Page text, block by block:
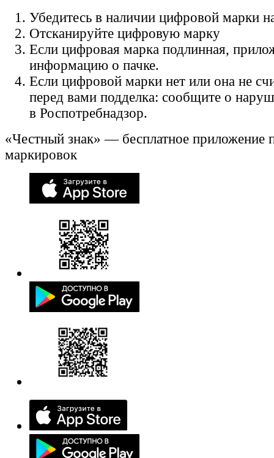
Убедитесь в наличии цифровой марки
Отсканируйте цифровую марку
Если цифровая марка подлинная,
информацию о пачке.
Если цифровой марки нет или она не
перед вами подделка: сообщите о
в Роспотребнадзор.
«Честный знак» — бесплатное приложение
маркировок